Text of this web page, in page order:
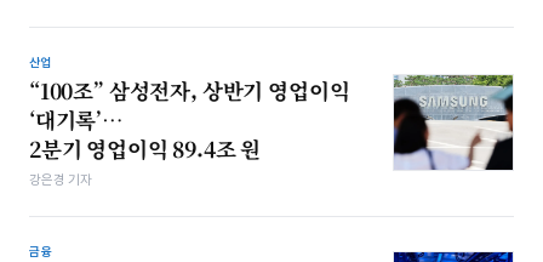
산업
“100조” 삼성전자, 상반기 영업이익
‘대기록’…
2분기 영업이익 89.4조 원
강은경 기자
금융